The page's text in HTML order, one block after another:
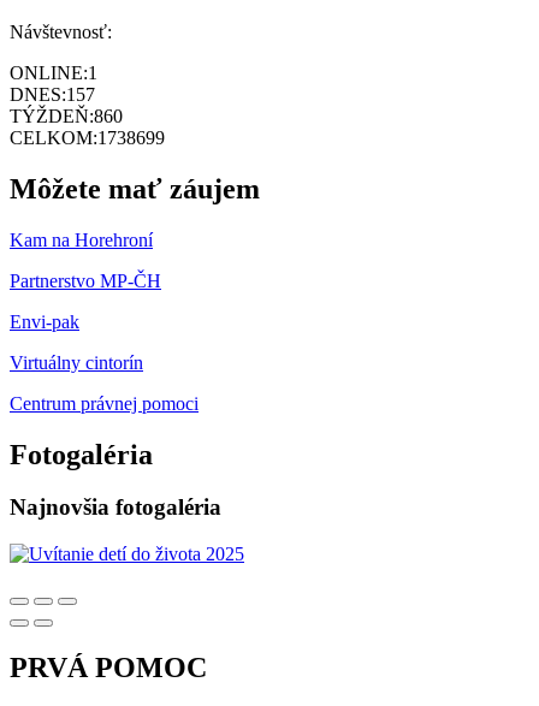
Návštevnosť:
ONLINE:1
DNES:157
TÝŽDEŇ:860
CELKOM:1738699
Môžete mať záujem
Kam na Horehroní
Partnerstvo MP-ČH
Envi-pak
Virtuálny cintorín
Centrum právnej pomoci
Fotogaléria
Najnovšia fotogaléria
PRVÁ POMOC